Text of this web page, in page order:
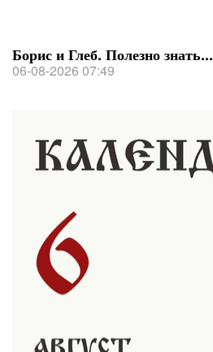
Борис и Глеб. Полезно знать...
06-08-2026 07:49